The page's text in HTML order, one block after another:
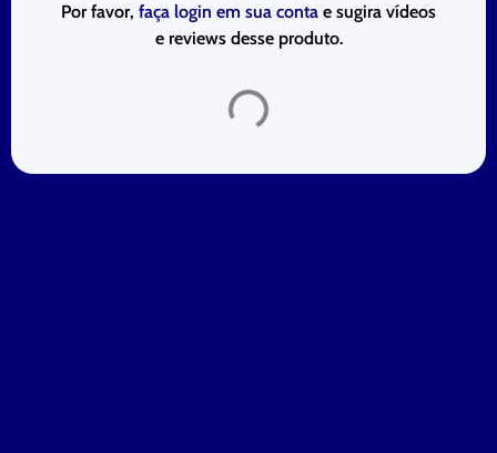
Por favor, faça login em sua conta e sugira vídeos
e reviews desse produto.